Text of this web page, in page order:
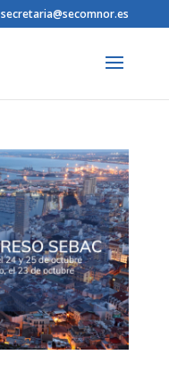
secretaria@secomnor.es